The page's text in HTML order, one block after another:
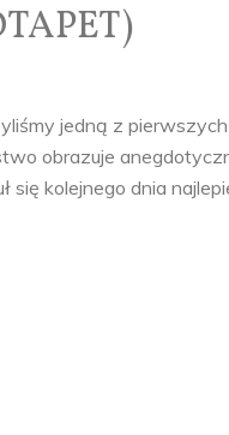
jedną z
obrazuje
się kolejnego dnia